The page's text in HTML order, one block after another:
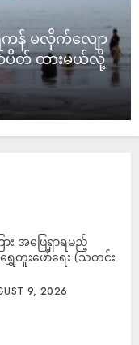
ရေဖောက်ချ၍ မူးမြစ်
၈ ဦး သေဆုံးပြီး
းနေရ
2026
ာင်းမှ ဗုံးကြဲတိုက်ခိုက်မှု
ပြီး ၃ ဦး ဒဏ်ရာရ
တဲ့ နွားနို့နဲ့ ဒိန်ချဉ်ကို
2026
ပခုက္ကူနှင့် ညောင်ဦးမြို့
မ်ရေမှတ် ရောက်ရှိ မည်၊
တိပေး
ကန် မလိုက်လျော
ပိတ် ထားမယ်လို့
း အဖြေရှာရမည့်
ရွှေတူးဖော်ရေး (သတင်း
9, 2026